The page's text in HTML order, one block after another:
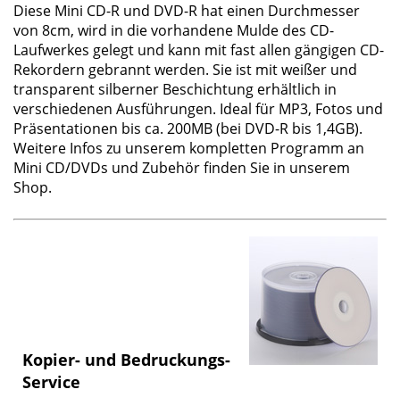
Diese Mini CD-R und DVD-R hat einen Durchmesser
von 8cm, wird in die vorhandene Mulde des CD-
Laufwerkes gelegt und kann mit fast allen gängigen CD-
Rekordern gebrannt werden. Sie ist mit weißer und
transparent silberner Beschichtung erhältlich in
verschiedenen Ausführungen. Ideal für MP3, Fotos und
Präsentationen bis ca. 200MB (bei DVD-R bis 1,4GB).
Weitere Infos zu unserem kompletten Programm an
Mini CD/DVDs und Zubehör finden Sie in unserem
Shop.
Kopier- und Bedruckungs-
Service